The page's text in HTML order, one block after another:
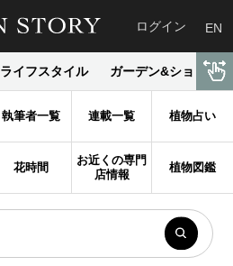
ログイン EN
ライフスタイル ガーデン&ショップ
執筆者一覧 連載一覧 植物占い
花時間
お近くの専門
店情報
植物図鑑